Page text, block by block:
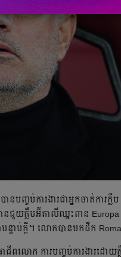
បញ្ចប់​ការងារ​ជា​អ្នក​ចាត់​ការ​ក្
យ​ក្លឹប​អ៊ីតាលី​ឈ្នះ​ពាន Europa
ន្ទាប់​ក្ដី។ លោក​បាន​មក​ដឹក
ជីព​លោក ការ​បញ្ចប់​ការងារ​ដោយ​